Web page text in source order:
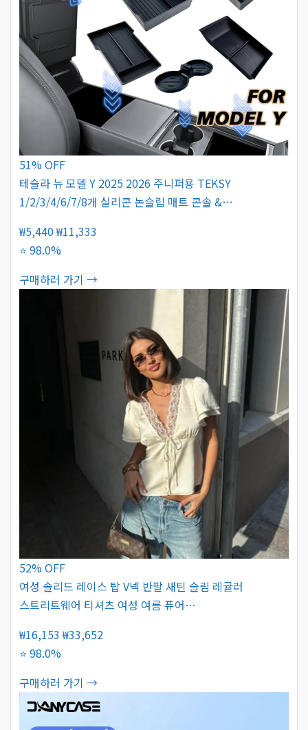
51% OFF
테슬라 뉴 모델 Y 2025 2026 주니퍼용 TEKSY
1/2/3/4/6/7/8개 실리콘 논슬립 매트 콘솔 &…
₩5,440₩11,333
⭐ 98.0%
구매하러 가기 →
52% OFF
여성 솔리드 레이스 탑 V넥 반팔 새틴 슬림 레귤러
스트리트웨어 티셔츠 여성 여름 퓨어…
₩16,153 ₩33,652
⭐ 98.0%
구매하러 가기 →